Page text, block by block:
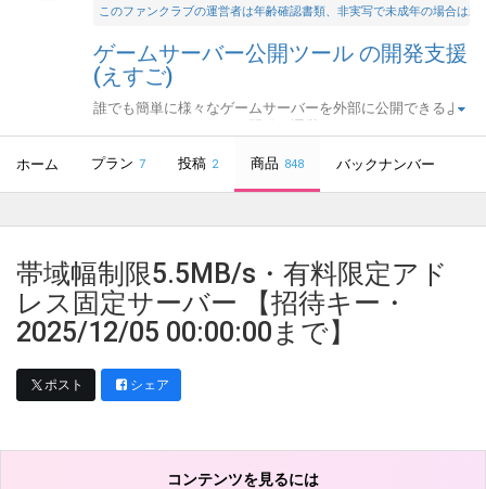
このファンクラブの運営者は年齢確認書類、非実写で未成年の場合は
ゲームサーバー公開ツール の開発支援
(えすご)
誰でも簡単に様々なゲームサーバーを外部に公開できるよ
ホーム プラン 7 投稿 2 商品 848 バックナンバー
帯域幅制限5.5MB/s・有料限定アド
レス固定サーバー 【招待キー・
2025/12/05 00:00:00まで】
ポスト シェア
コンテンツを見るには